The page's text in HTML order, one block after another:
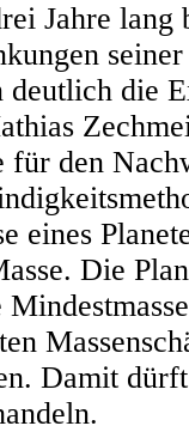
Jahre lang
deutlich die
den
eines
Die
Damit